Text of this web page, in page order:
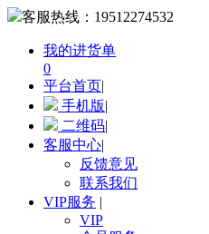
客服热线： 19512274532
我的进货单
0
平台首页|
手机版|
二维码|
客服中心|
反馈意见
联系我们
VIP服务 |
VIP